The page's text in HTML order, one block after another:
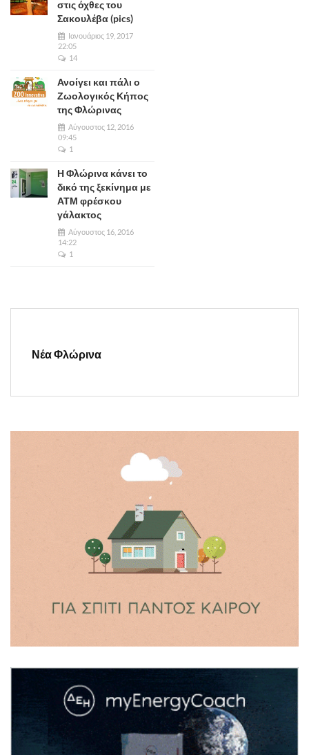
στις όχθες του
Σακουλέβα (pics)
Ιανουάριος 19, 2017
22:05
14
Ανοίγει και πάλι ο
Ζωολογικός Κήπος
της Φλώρινας
Αύγουστος 12, 2016
09:45
1
Η Φλώρινα κάνει το
δικό της ξεκίνημα με
ΑΤΜ φρέσκου
γάλακτος
Αύγουστος 16, 2016
14:22
1
Νέα Φλώρινα